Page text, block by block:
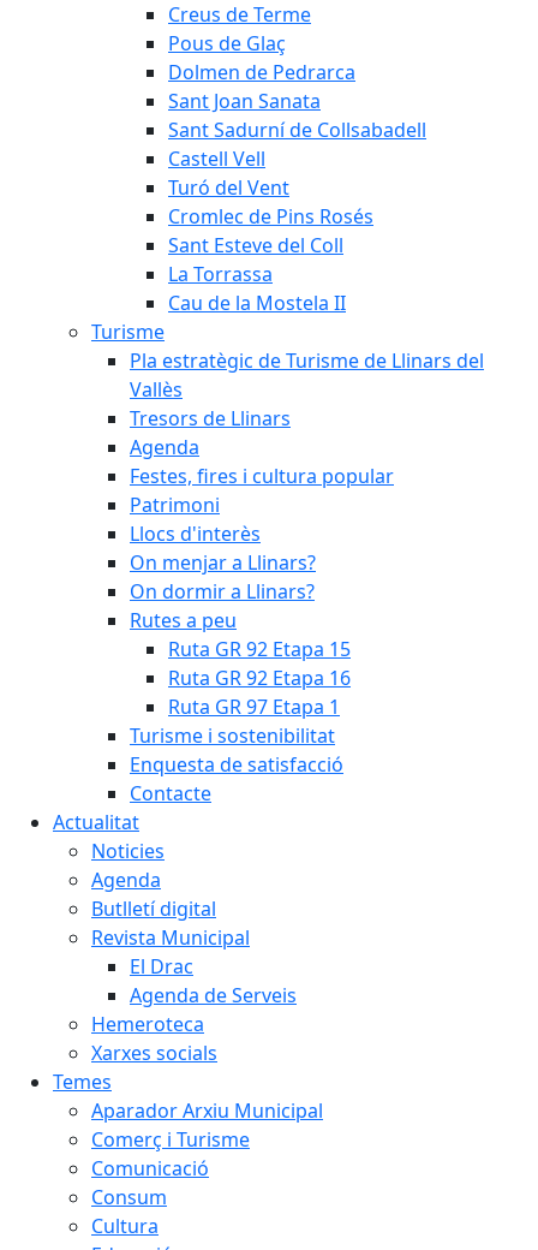
Creus de Terme
Pous de Glaç
Dolmen de Pedrarca
Sant Joan Sanata
Sant Sadurní de Collsabadell
Castell Vell
Turó del Vent
Cromlec de Pins Rosés
Sant Esteve del Coll
La Torrassa
Cau de la Mostela II
Turisme
Pla estratègic de Turisme de Llinars del
Vallès
Tresors de Llinars
Agenda
Festes, fires i cultura popular
Patrimoni
Llocs d'interès
On menjar a Llinars?
On dormir a Llinars?
Rutes a peu
Ruta GR 92 Etapa 15
Ruta GR 92 Etapa 16
Ruta GR 97 Etapa 1
Turisme i sostenibilitat
Enquesta de satisfacció
Contacte
Actualitat
Noticies
Agenda
Butlletí digital
Revista Municipal
El Drac
Agenda de Serveis
Hemeroteca
Xarxes socials
Temes
Aparador Arxiu Municipal
Comerç i Turisme
Comunicació
Consum
Cultura